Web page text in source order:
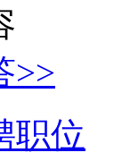
>>
职位